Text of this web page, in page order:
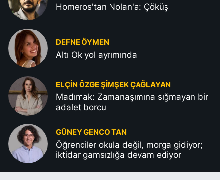
Homeros'tan Nolan'a: Çöküş
DEFNE ÖYMEN
Altı Ok yol ayrımında
ELÇIN ÖZGE ŞIMŞEK ÇAĞLAYAN
Madımak: Zamanaşımına sığmayan bir
adalet borcu
GÜNEY GENCO TAN
Öğrenciler okula değil, morga gidiyor;
iktidar gamsızlığa devam ediyor